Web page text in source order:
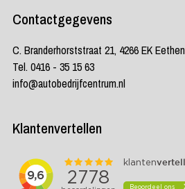
Contactgegevens
C. Branderhorststraat 21, 4266 EK Eethen
Tel. 0416 - 35 15 63
info@autobedrijfcentrum.nl
Klantenvertellen